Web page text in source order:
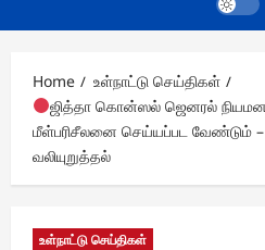
Home
உள்நாட்டு செய்திகள்
ஜித்தா கொன்ஸல் ஜெனரல்
மீள்பரிசீலனை செய்யப்பட வேண்டும்
வலியுறுத்தல்
உள்நாட்டு செய்திகள்